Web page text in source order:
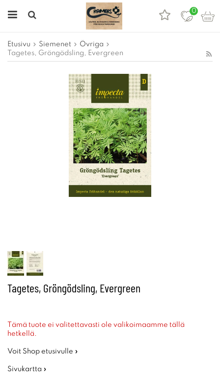
0
Etusivu Siemenet
Övriga
Tagetes, Gröngödsling, Evergreen
Tagetes, Gröngödsling, Evergreen
Tämä tuote ei valitettavasti ole valikoimaamme tällä
hetkellä.
Voit Shop etusivulle »
Sivukartta »